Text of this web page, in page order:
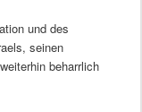
und des
seinen
beharrlich